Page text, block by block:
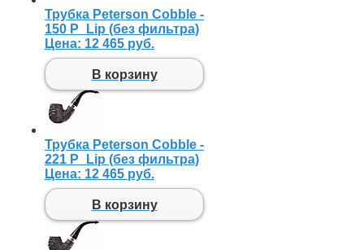
Трубка Peterson Cobble -
150 P_Lip (без фильтра)
Цена: 12 465 руб.
В корзину
Трубка Peterson Cobble -
221 P_Lip (без фильтра)
Цена: 12 465 руб.
В корзину